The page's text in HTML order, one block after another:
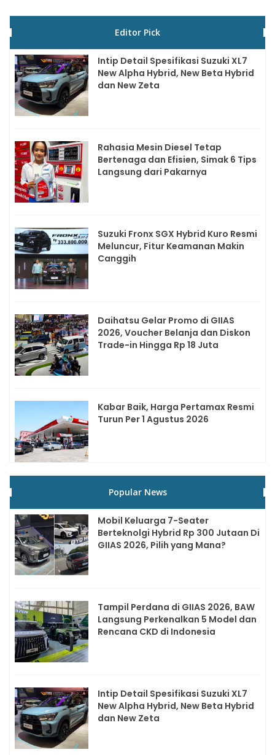
Editor Pick
Intip Detail Spesifikasi Suzuki XL7
New Alpha Hybrid, New Beta Hybrid
dan New Zeta
Rahasia Mesin Diesel Tetap
Bertenaga dan Efisien, Simak 6 Tips
Langsung dari Pakarnya
Suzuki Fronx SGX Hybrid Kuro Resmi
Meluncur, Fitur Keamanan Makin
Canggih
Daihatsu Gelar Promo di GIIAS
2026, Voucher Belanja dan Diskon
Trade-in Hingga Rp 18 Juta
Kabar Baik, Harga Pertamax Resmi
Turun Per 1 Agustus 2026
Popular News
Mobil Keluarga 7-Seater
Berteknolgi Hybrid Rp 300 Jutaan Di
GIIAS 2026, Pilih yang Mana?
Tampil Perdana di GIIAS 2026, BAW
Langsung Perkenalkan 5 Model dan
Rencana CKD di Indonesia
Intip Detail Spesifikasi Suzuki XL7
New Alpha Hybrid, New Beta Hybrid
dan New Zeta